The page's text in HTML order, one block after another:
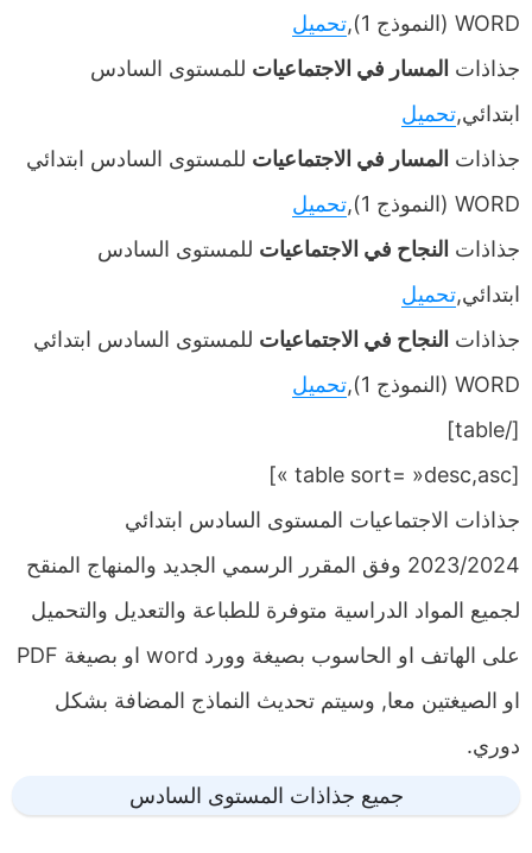
WORD (النموذج 1),
تحميل
جذاذات المسار في الاجتماعيات للمستوى السادس
ابتدائي,تحميل
جذاذات المسار في الاجتماعيات للمستوى السادس ابتدائي
WORD (النموذج 1),
تحميل
جذاذات النجاح في الاجتماعيات للمستوى السادس
ابتدائي,تحميل
جذاذات النجاح في الاجتماعيات للمستوى السادس ابتدائي
WORD (النموذج 1),
تحميل
[/table]
[table sort= »desc,asc »]
جذاذات الاجتماعيات المستوى السادس ابتدائي
2023/2024 وفق المقرر الرسمي الجديد والمنهاج المنقح
لجميع المواد الدراسية متوفرة للطباعة والتعديل والتحميل
على الهاتف او الحاسوب بصيغة وورد word او بصيغة PDF
او الصيغتين معا, وسيتم تحديث النماذج المضافة بشكل
دوري.
جميع جذاذات المستوى السادس